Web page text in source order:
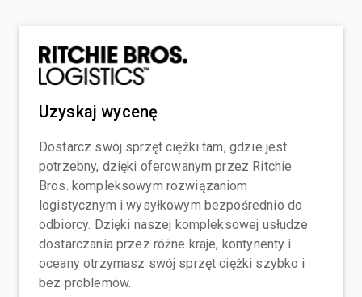
Uzyskaj wycenę
Dostarcz swój sprzęt ciężki tam, gdzie jest
potrzebny, dzięki oferowanym przez Ritchie
Bros. kompleksowym rozwiązaniom
logistycznym i wysyłkowym bezpośrednio do
odbiorcy. Dzięki naszej kompleksowej usłudze
dostarczania przez różne kraje, kontynenty i
oceany otrzymasz swój sprzęt ciężki szybko i
bez problemów.